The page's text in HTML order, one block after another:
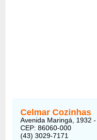
Celmar Cozinhas
Avenida Maringá, 1932
CEP: 86060-000
(43) 3029-7171